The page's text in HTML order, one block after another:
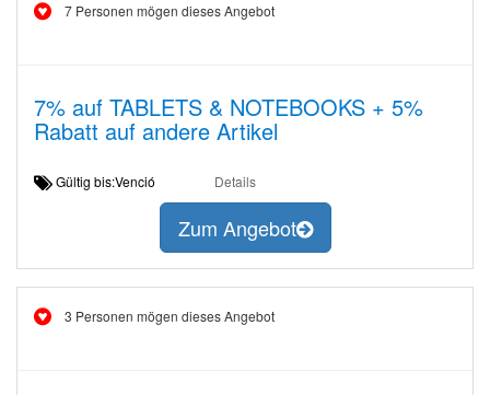
7 Personen mögen dieses Angebot
7% auf TABLETS & NOTEBOOKS + 5%
Rabatt auf andere Artikel
Gültig bis:Venció Details
Zum Angebot
3 Personen mögen dieses Angebot